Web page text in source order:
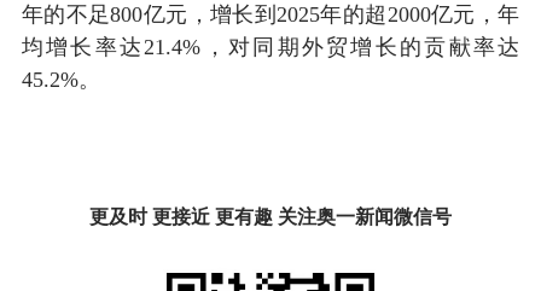
年的不足800亿元，增长到2025年的超2000亿元，年
均增长率达21.4%，对同期外贸增长的贡献率达
45.2%。
更及时 更接近 更有趣 关注奥一新闻微信号